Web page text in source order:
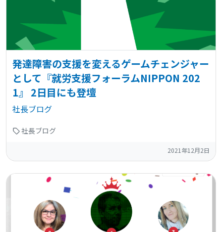
発達障害の支援を変えるゲームチェンジャー
として『就労支援フォーラムNIPPON 202
1』 2日目にも登壇
社長ブログ
社長ブログ
2021年12月2日